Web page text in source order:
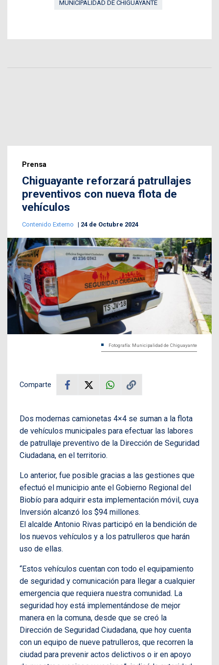
MUNICIPALIDAD DE CHIGUAYANTE
Prensa
Chiguayante reforzará patrullajes
preventivos con nueva flota de
vehículos
Contenido Externo 24 de Octubre 2024
Fotografía: Municipalidad de Chiguayante
Comparte
Dos modernas camionetas 4×4 se suman a la flota
de vehículos municipales para efectuar las labores
de patrullaje preventivo de la Dirección de Seguridad
Ciudadana, en el territorio.
Lo anterior, fue posible gracias a las gestiones que
efectuó el municipio ante el Gobierno Regional del
Biobío para adquirir esta implementación móvil, cuya
Inversión alcanzó los $94 millones.
El alcalde Antonio Rivas participó en la bendición de
los nuevos vehículos y a los patrulleros que harán
uso de ellas.
“Estos vehículos cuentan con todo el equipamiento
de seguridad y comunicación para llegar a cualquier
emergencia que requiera nuestra comunidad. La
seguridad hoy está implementándose de mejor
manera en la comuna, desde que se creó la
Dirección de Seguridad Ciudadana, que hoy cuenta
con un equipo de nueve patrulleros, que recorren la
ciudad para prevenir actos delictivos o ir en apoyo